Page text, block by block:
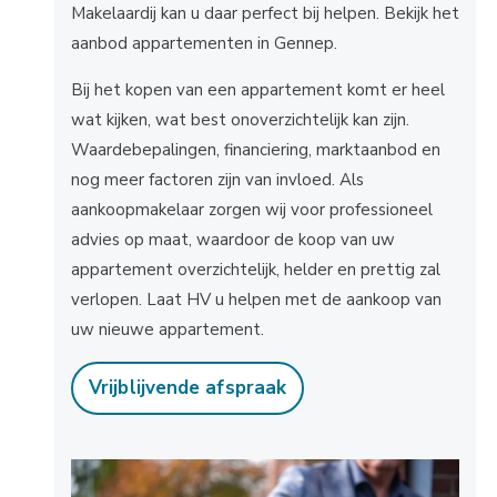
Makelaardij kan u daar perfect bij helpen. Bekijk het
aanbod appartementen in Gennep.
Bij het kopen van een appartement komt er heel
wat kijken, wat best onoverzichtelijk kan zijn.
Waardebepalingen, financiering, marktaanbod en
nog meer factoren zijn van invloed. Als
aankoopmakelaar zorgen wij voor professioneel
advies op maat, waardoor de koop van uw
appartement overzichtelijk, helder en prettig zal
verlopen. Laat HV u helpen met de aankoop van
uw nieuwe appartement.
Vrijblijvende afspraak